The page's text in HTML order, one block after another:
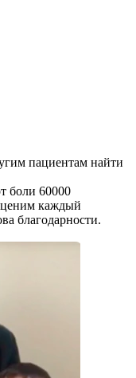
пациентам найти
боли 60000
каждый
благодарности.